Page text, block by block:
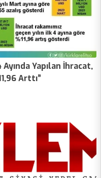
Ayında Yapılan İhracat,
Arttı”